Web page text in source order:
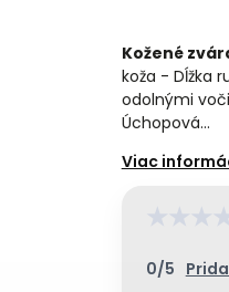
Kožené
koža - Dĺžka
odolnými
Úchopová…
★★★
0/5